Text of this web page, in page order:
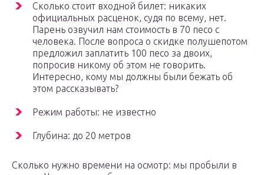
Сколько стоит входной билет: никаких
официальных расценок, судя по всему, нет.
Парень озвучил нам стоимость в 70 песо с
человека. После вопроса о скидке полушепотом
предложил заплатить 100 песо за двоих,
попросив никому об этом не говорить.
Интересно, кому мы должны были бежать об
этом рассказывать?
Режим работы: не известно
Глубина: до 20 метров
Сколько нужно времени на осмотр: мы пробыли в